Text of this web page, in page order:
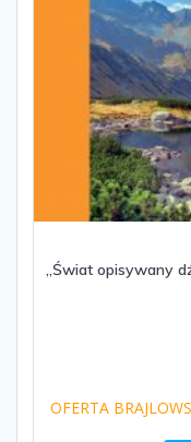
„Świat opisywany
OFERTA